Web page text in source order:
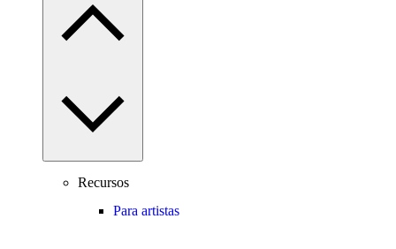
Recursos
Para artistas